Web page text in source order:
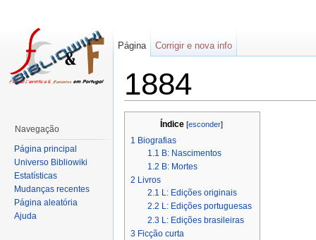
1884
Índice[esconder]
1 Biografias
1.1 B: Nascimentos
1.2 B: Mortes
2 Livros
2.1 L: Edições originais
2.2 L: Edições portuguesas
2.3 L: Edições brasileiras
3 Ficção curta
Página Corrigir e nova info
Navegação
Página principal
Universo Bibliowiki
Estatísticas
Mudanças recentes
Página aleatória
Ajuda